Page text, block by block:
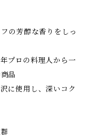
の芳醇な香りをしっ
プロの料理人から一
品
に使用し、深いコク